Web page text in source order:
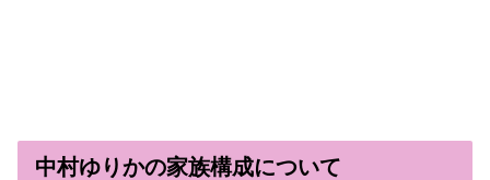
中村ゆりかの家族構成について